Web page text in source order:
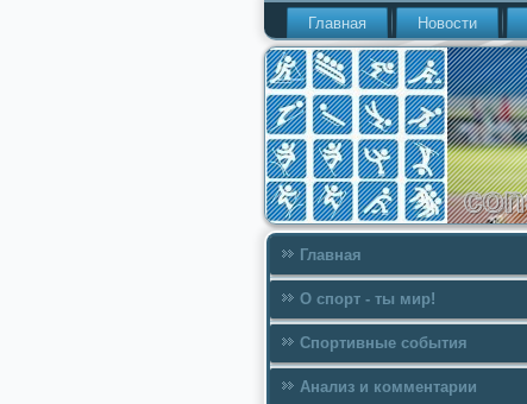
Главная Новости
Главная
О спорт - ты мир!
Спортивные события
Анализ и комментарии